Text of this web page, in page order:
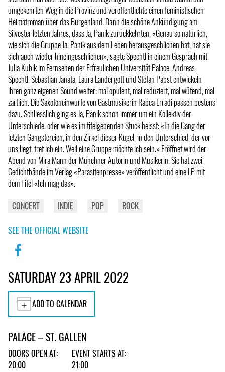
umgekehrten Weg in die Provinz und veröffentlichte einen feministischen
Heimatroman über das Burgenland. Dann die schöne Ankündigung am
Silvester letzten Jahres, dass Ja, Panik zurückkehrten. «Genau so natürlich,
wie sich die Gruppe Ja, Panik aus dem Leben herausgeschlichen hat, hat sie
sich auch wieder hineingeschlichen», sagte Spechtl in einem Gespräch mit
Julia Kubik im Fernsehen der Erfreulichen Universität Palace. Andreas
Spechtl, Sebastian Janata, Laura Landergott und Stefan Pabst entwickeln
ihren ganz eigenen Sound weiter: mal opulent, mal reduziert, mal wütend, mal
zärtlich. Die Saxofoneinwürfe von Gastmusikerin Rabea Erradi passen bestens
dazu. Schliesslich ging es Ja, Panik schon immer um ein Kollektiv der
Unterschiede, oder wie es im titelgebenden Stück heisst: «In die Gang der
letzten Gangstereien, in den Zirkel dieser Kugel, in den Unterschied, der vor
uns liegt, tret ich ein. Weil eine Gruppe möchte ich sein.» Eröffnet wird der
Abend von Mira Mann der Münchner Autorin und Musikerin. Sie hat zwei
Gedichtbände im Verlag «Parasitenpresse» veröffentlicht und eine LP mit
dem Titel «Ich mag das».
CONCERT
INDIE POP ROCK
SEE THE OFFICIAL WEBSITE
SATURDAY 23 APRIL 2022
ADD TO CALENDAR
PALACE – ST. GALLEN
DOORS OPEN AT:
20:00
EVENT STARTS AT:
21:00